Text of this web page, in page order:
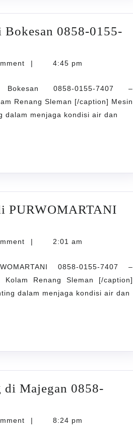
Bokesan 0858-0155-
| 4:45 pm
0858-0155-7407 –
Renang Sleman [/caption] Mesin
dalam menjaga kondisi air dan
PURWOMARTANI
| 2:01 am
0858-0155-7407 –
Kolam Renang Sleman [/caption]
dalam menjaga kondisi air dan
di Majegan 0858-
| 8:24 pm